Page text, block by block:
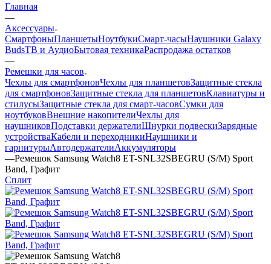
Главная
—
Аксессуары
СмартфоныПланшетыНоутбукиСмарт-часыНаушники Galaxy
BudsТВ и АудиоБытовая техникаРаспродажа остатков
—
Ремешки для часов
Чехлы для смартфоновЧехлы для планшетовЗащитные стекла
для смартфоновЗащитные стекла для планшетовКлавиатуры и
стилусыЗащитные стекла для смарт-часовСумки для
ноутбуковВнешние накопителиЧехлы для
наушниковПодставки держателиШнурки подвескиЗарядные
устройстваКабели и переходникиНаушники и
гарнитурыАвтодержателиАккумуляторы
—Ремешок Samsung Watch8 ET-SNL32SBEGRU (S/M) Sport
Band, Графит
Сплит